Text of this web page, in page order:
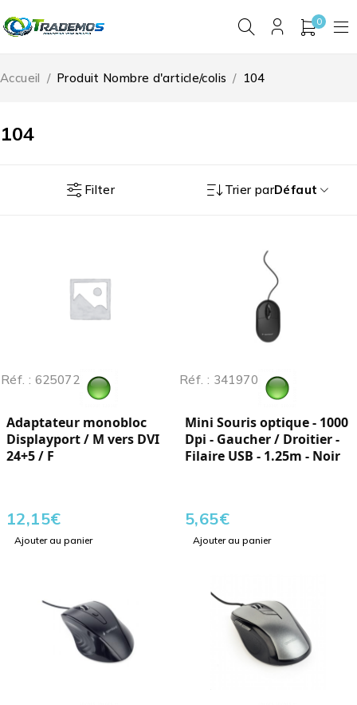
0
104
Accueil / Produit Nombre d'article/colis / 104
Filter Trier parDéfaut
Réf. : 625072
Adaptateur monobloc
Displayport / M vers DVI
24+5 / F
12,15€
Ajouter au panier
Réf. : 341970
Mini Souris optique - 1000
Dpi - Gaucher / Droitier -
Filaire USB - 1.25m - Noir
5,65€
Ajouter au panier